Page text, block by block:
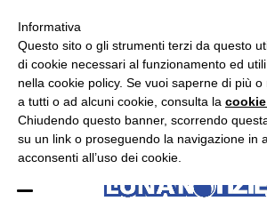
ASCOLTA RADIO LUNA
×
Informativa
Questo sito o gli strumenti terzi da questo
di cookie necessari al funzionamento ed
nella cookie policy. Se vuoi saperne di più
a tutti o ad alcuni cookie, consulta la
Chiudendo questo banner, scorrendo
su un link o proseguendo la navigazione in
acconsenti all’uso dei cookie.